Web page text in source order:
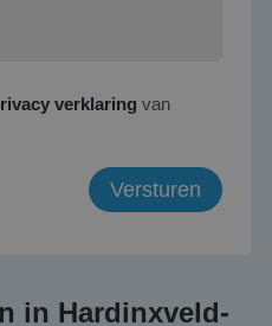
verklaring van
in Hardinxveld-